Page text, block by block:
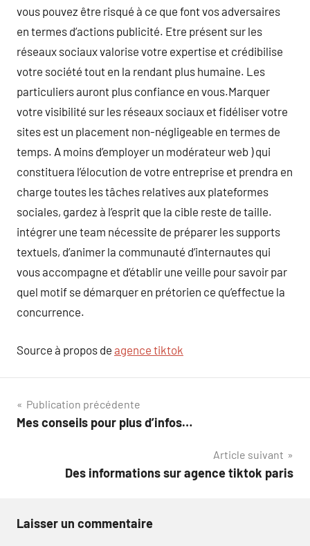
vous pouvez être risqué à ce que font vos adversaires
en termes d’actions publicité. Etre présent sur les
réseaux sociaux valorise votre expertise et crédibilise
votre société tout en la rendant plus humaine. Les
particuliers auront plus confiance en vous.Marquer
votre visibilité sur les réseaux sociaux et fidéliser votre
sites est un placement non-négligeable en termes de
temps. A moins d’employer un modérateur web ) qui
constituera l’élocution de votre entreprise et prendra en
charge toutes les tâches relatives aux plateformes
sociales, gardez à l’esprit que la cible reste de taille.
intégrer une team nécessite de préparer les supports
textuels, d’animer la communauté d’internautes qui
vous accompagne et d’établir une veille pour savoir par
quel motif se démarquer en prétorien ce qu’effectue la
concurrence.
Source à propos de agence tiktok
Navigation
de
Publication précédente
Mes conseils pour plus d’infos…
Article suivant
Des informations sur agence tiktok paris
Laisser un commentaire